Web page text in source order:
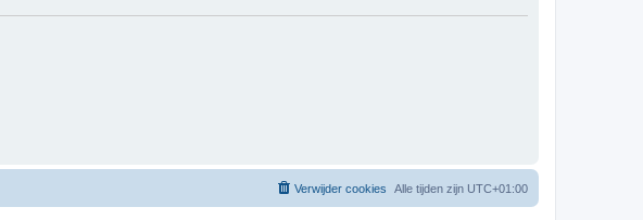
Alle tijden zijn UTC+01:00
Verwijder cookies